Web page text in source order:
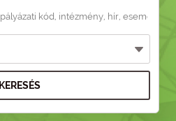
KERESÉS